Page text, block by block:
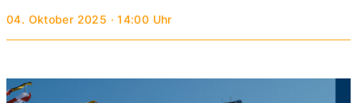
04. Oktober 2025 · 14:00 Uhr